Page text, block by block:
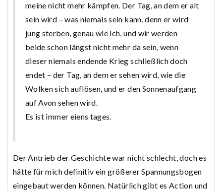
meine nicht mehr kämpfen. Der Tag, an dem er alt
sein wird – was niemals sein kann, denn er wird
jung sterben, genau wie ich, und wir werden
beide schon längst nicht mehr da sein, wenn
dieser niemals endende Krieg schließlich doch
endet – der Tag, an dem er sehen wird, wie die
Wolken sich auflösen, und er den Sonnenaufgang
auf Avon sehen wird.
Es ist immer eiens tages.
Der Antrieb der Geschichte war nicht schlecht, doch es
hätte für mich definitiv ein größerer Spannungsbogen
eingebaut werden können. Natürlich gibt es Action und